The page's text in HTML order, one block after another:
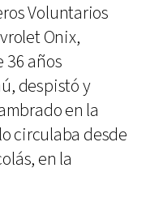
Voluntarios
Onix,
36 años
despistó y
en la
circulaba desde
en la